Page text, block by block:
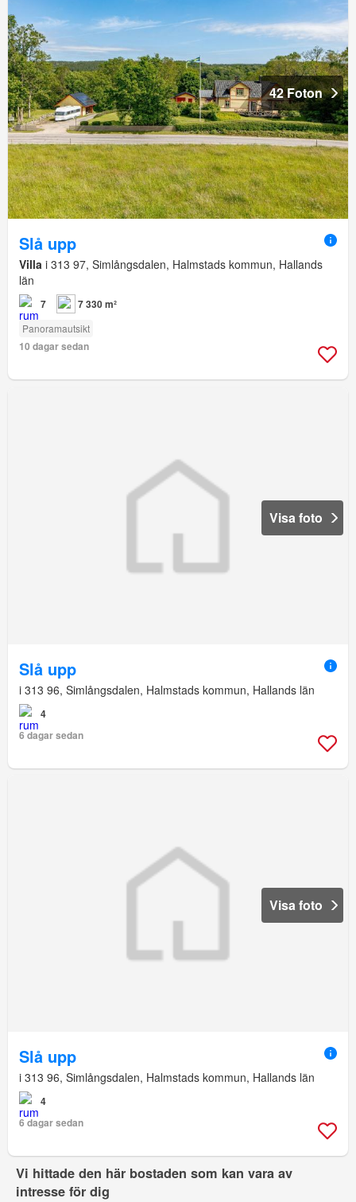
42 Foton
Slå upp
Villa i 313 97, Simlångsdalen, Halmstads kommun, Hallands
län
7 7 330 m²
Panoramautsikt
10 dagar sedan
Visa foto
Slå upp
i 313 96, Simlångsdalen, Halmstads kommun, Hallands län
4
6 dagar sedan
Visa foto
Slå upp
i 313 96, Simlångsdalen, Halmstads kommun, Hallands län
4
6 dagar sedan
Vi hittade den här bostaden som kan vara av
intresse för dig